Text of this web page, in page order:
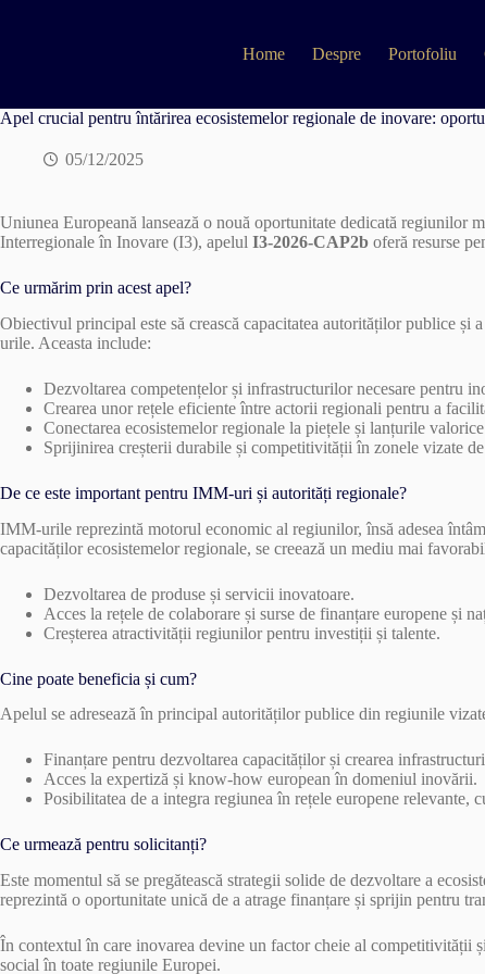
Home Despre Portofoliu
Apel crucial pentru întărirea ecosistemelor regionale de inovare:
05/12/2025
Uniunea Europeană lansează o nouă oportunitate dedicată
Interregionale în Inovare (I3), apelul I3-2026-CAP2b oferă resurse
Ce urmărim prin acest apel?
Obiectivul principal este să crească capacitatea autorităților publice
urile. Aceasta include:
Dezvoltarea competențelor și infrastructurilor necesare pentru
Crearea unor rețele eficiente între actorii regionali pentru a
Conectarea ecosistemelor regionale la piețele și lanțurile
Sprijinirea creșterii durabile și competitivității în zonele vizate
De ce este important pentru IMM-uri și autorități regionale?
IMM-urile reprezintă motorul economic al regiunilor, însă adesea
capacităților ecosistemelor regionale, se creează un mediu mai
Dezvoltarea de produse și servicii inovatoare.
Acces la rețele de colaborare și surse de finanțare europene și
Creșterea atractivității regiunilor pentru investiții și talente.
Cine poate beneficia și cum?
Apelul se adresează în principal autorităților publice din regiunile
Finanțare pentru dezvoltarea capacităților și crearea
Acces la expertiză și know-how european în domeniul inovării.
Posibilitatea de a integra regiunea în rețele europene relevante,
Ce urmează pentru solicitanți?
Este momentul să se pregătească strategii solide de dezvoltare a
reprezintă o oportunitate unică de a atrage finanțare și sprijin pentru
În contextul în care inovarea devine un factor cheie al competitivității
social în toate regiunile Europei.